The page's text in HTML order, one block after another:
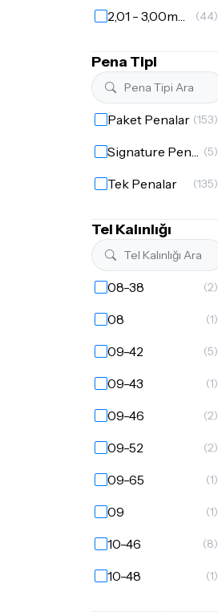
Wah Pedalları (46)
2,01 - 3,00mm Penalar (44)
Pena Tipi
Paket Penalar (153)
Signature Penalar (5)
Tek Penalar (135)
Tel Kalınlığı
08-38 (2)
08 (1)
09-42 (5)
09-43 (1)
09-46 (2)
09-52 (2)
09-65 (1)
09 (1)
10-46 (8)
10-48 (1)